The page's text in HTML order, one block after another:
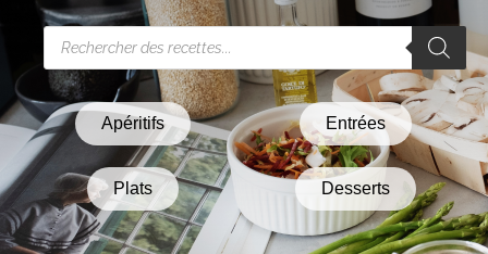
Apéritifs Entrées
Plats Desserts